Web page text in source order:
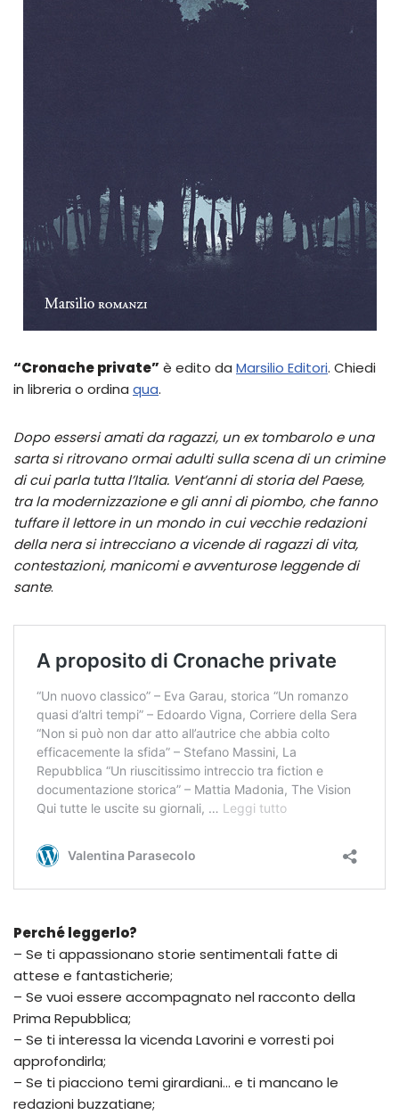
“Cronache private” è edito da Marsilio Editori. Chiedi
in libreria o ordina qua.
Dopo essersi amati da ragazzi, un ex tombarolo e una
sarta si ritrovano ormai adulti sulla scena di un crimine
di cui parla tutta l’Italia. Vent’anni di storia del Paese,
tra la modernizzazione e gli anni di piombo, che fanno
tuffare il lettore in un mondo in cui vecchie redazioni
della nera si intrecciano a vicende di ragazzi di vita,
contestazioni, manicomi e avventurose leggende di
sante.
Perché leggerlo?
– Se ti appassionano storie sentimentali fatte di
attese e fantasticherie;
– Se vuoi essere accompagnato nel racconto della
Prima Repubblica;
– Se ti interessa la vicenda Lavorini e vorresti poi
approfondirla;
– Se ti piacciono temi girardiani… e ti mancano le
redazioni buzzatiane;